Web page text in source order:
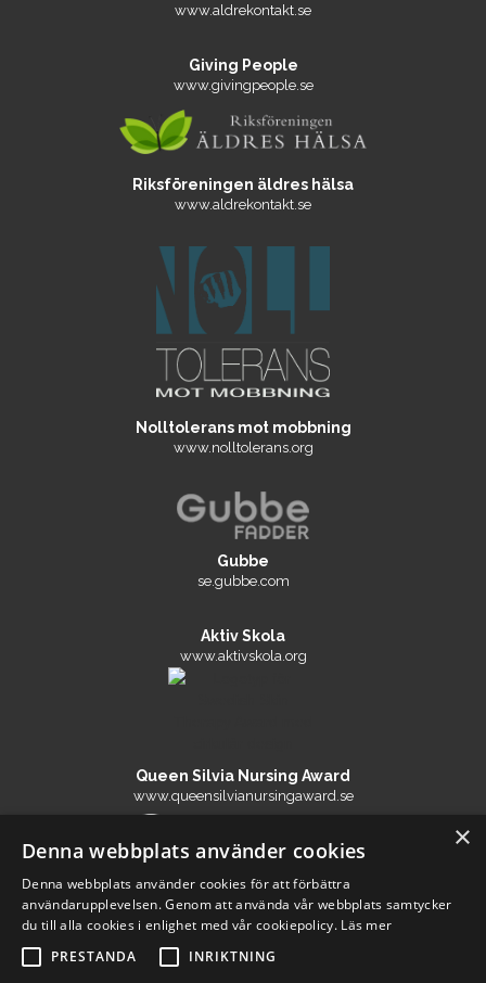
www.aldrekontakt.se
Giving People
www.givingpeople.se
Riksföreningen äldres hälsa
www.aldrekontakt.se
Nolltolerans mot mobbning
www.nolltolerans.org
Gubbe
se.gubbe.com
Aktiv Skola
www.aktivskola.org
Queen Silvia Nursing Award
www.queensilvianursingaward.se
The Edelstam Foundation
www.edelstam.org
×
Denna webbplats använder cookies
Denna webbplats använder cookies för att förbättra
användarupplevelsen. Genom att använda vår webbplats samtycker
du till alla cookies i enlighet med vår cookiepolicy. Läs mer
PRESTANDA
INRIKTNING